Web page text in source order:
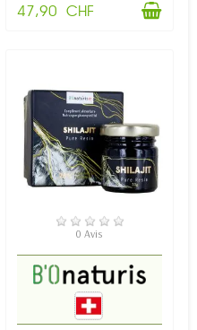
47,90 CHF
EN STOCK
0 Avis